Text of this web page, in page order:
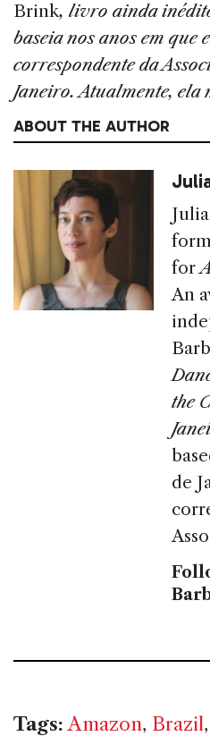
Brink, livro ainda
baseia nos anos em que
correspondente da
Janeiro. Atualmente, ela
ABOUT THE AUTHOR
for
An
the
de
Tags: Amazon, Brazil,